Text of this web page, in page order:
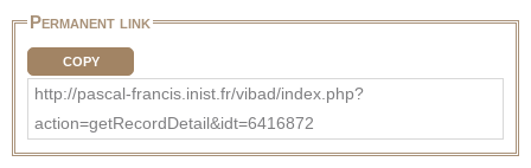
Permanent link
COPY
http://pascal-francis.inist.fr/vibad/index.php?
action=getRecordDetail&idt=6416872